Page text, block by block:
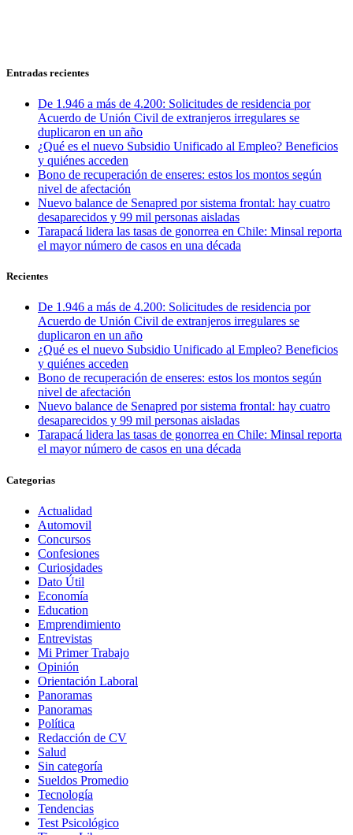
Entradas recientes
De 1.946 a más de 4.200: Solicitudes de residencia por
Acuerdo de Unión Civil de extranjeros irregulares se
duplicaron en un año
¿Qué es el nuevo Subsidio Unificado al Empleo? Beneficios
y quiénes acceden
Bono de recuperación de enseres: estos los montos según
nivel de afectación
Nuevo balance de Senapred por sistema frontal: hay cuatro
desaparecidos y 99 mil personas aisladas
Tarapacá lidera las tasas de gonorrea en Chile: Minsal reporta
el mayor número de casos en una década
Recientes
De 1.946 a más de 4.200: Solicitudes de residencia por
Acuerdo de Unión Civil de extranjeros irregulares se
duplicaron en un año
¿Qué es el nuevo Subsidio Unificado al Empleo? Beneficios
y quiénes acceden
Bono de recuperación de enseres: estos los montos según
nivel de afectación
Nuevo balance de Senapred por sistema frontal: hay cuatro
desaparecidos y 99 mil personas aisladas
Tarapacá lidera las tasas de gonorrea en Chile: Minsal reporta
el mayor número de casos en una década
Categorias
Actualidad
Automovil
Concursos
Confesiones
Curiosidades
Dato Útil
Economía
Education
Emprendimiento
Entrevistas
Mi Primer Trabajo
Opinión
Orientación Laboral
Panoramas
Panoramas
Política
Redacción de CV
Salud
Sin categoría
Sueldos Promedio
Tecnología
Tendencias
Test Psicológico